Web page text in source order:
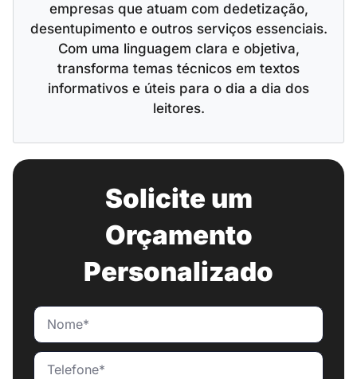
empresas que atuam com dedetização,
desentupimento e outros serviços essenciais.
Com uma linguagem clara e objetiva,
transforma temas técnicos em textos
informativos e úteis para o dia a dia dos
leitores.
Solicite um
Orçamento
Personalizado